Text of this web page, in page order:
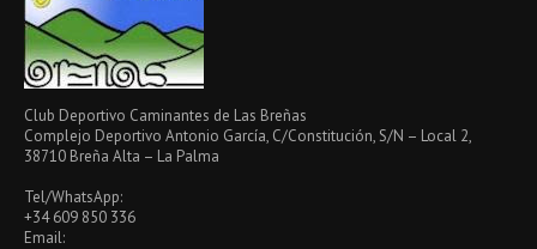
Club Deportivo Caminantes de Las Breñas
Complejo Deportivo Antonio García, C/Constitución, S/N – Local 2,
38710 Breña Alta – La Palma
Tel/WhatsApp:
+34 609 850 336
Email: